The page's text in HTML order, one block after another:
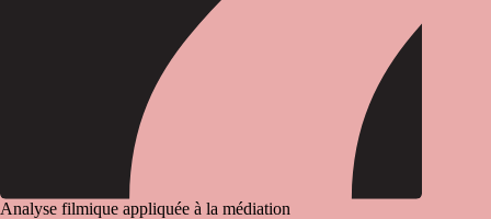
Analyse filmique appliquée à la médiation